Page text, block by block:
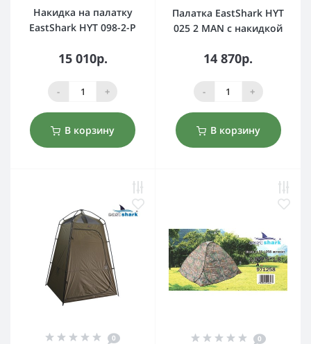
Накидка на палатку
EastShark HYT 098-2-P
15 010р.
- +
В корзину
Палатка EastShark HYT
025 2 MAN с накидкой
14 870р.
- +
В корзину
0 0